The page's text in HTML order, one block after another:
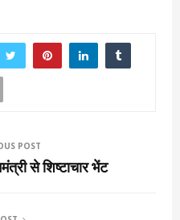
POST
से शिष्टाचार भेंट